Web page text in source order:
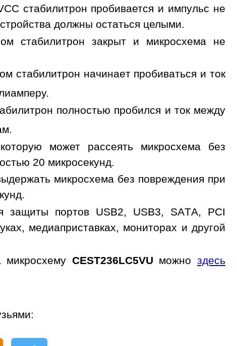
стабилитрон пробивается и импульс не
должны остаться целыми.
стабилитрон закрыт и микросхема не
стабилитрон начинает пробиваться и ток
полностью пробился и ток между
может рассеять микросхема без
20 микросекунд.
микросхема без повреждения при
защиты портов USB2, USB3, SATA, PCI
медиаприставках, мониторах и другой
микросхему CEST236LC5VU можно здесь